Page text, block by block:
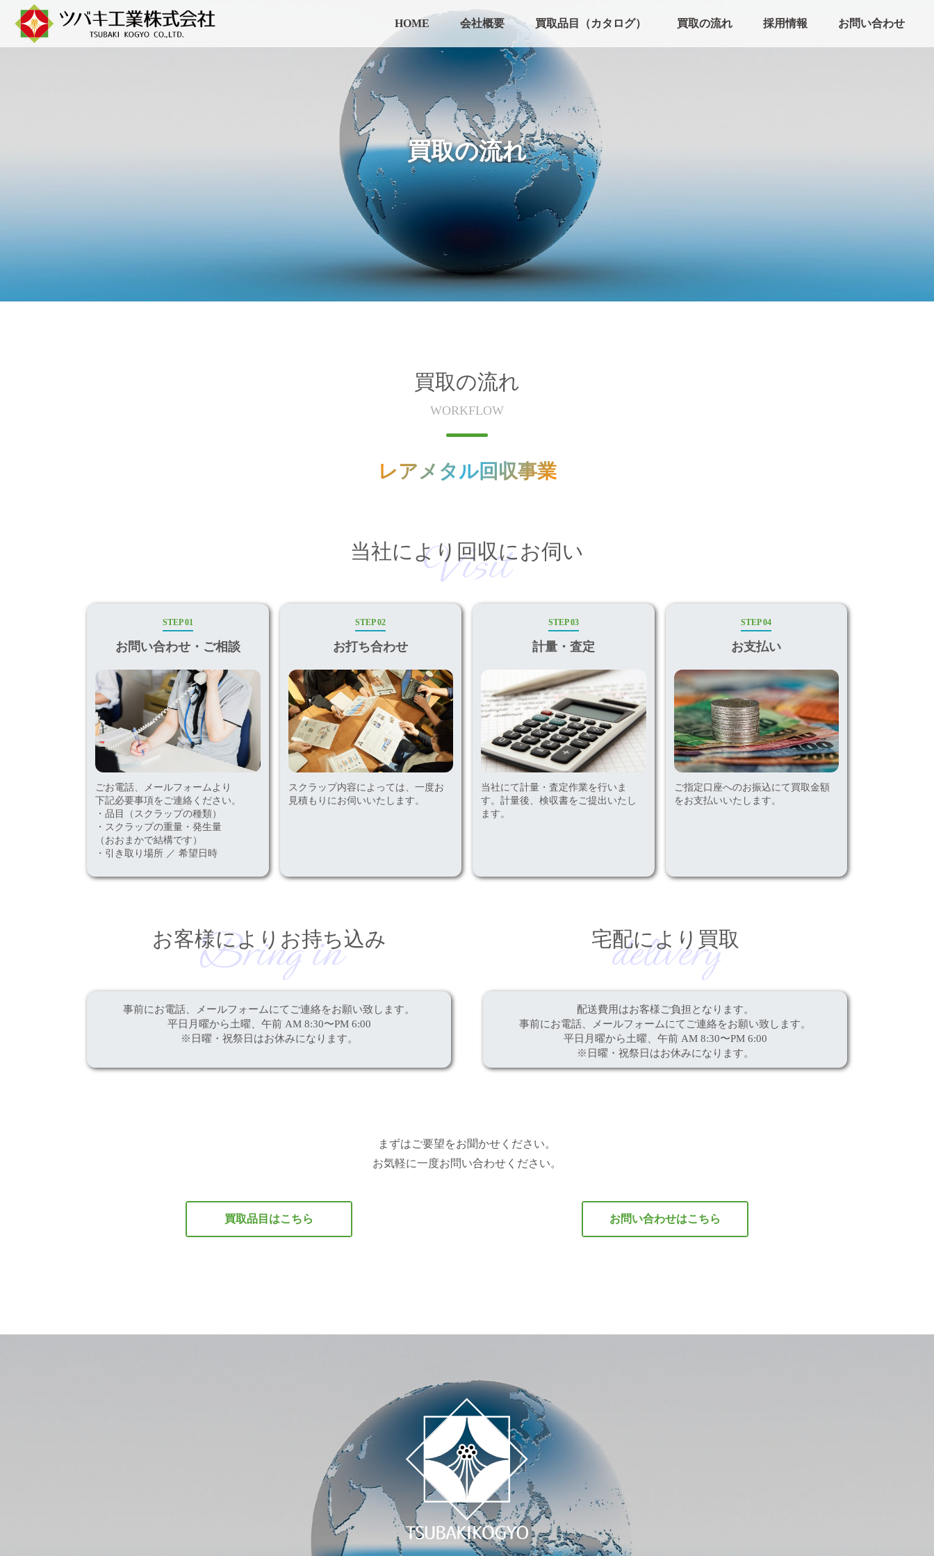
HOME 会社概要 買取品目（カタログ） 買取の流れ 採用情報 お問い合わせ
買取の流れ
買取の流れ
WORKFLOW
レアメタル回収事業
当社により回収にお伺い
Visit
STEP 01
お問い合わせ・ご相談
ごお電話、メールフォームより
下記必要事項をご連絡ください。
・品目（スクラップの種類）
・スクラップの重量・発生量
（おおまかで結構です）
・引き取り場所 ／ 希望日時
STEP 02
お打ち合わせ
スクラップ内容によっては、一度お
見積もりにお伺いいたします。
STEP 03
計量・査定
当社にて計量・査定作業を行いま
す。計量後、検収書をご提出いたし
ます。
STEP 04
お支払い
ご指定口座へのお振込にて買取金額
をお支払いいたします。
お客様によりお持ち込み
Bring in
事前にお電話、メールフォームにて ご連絡をお願い致します。
平日月曜から土曜、 午前 AM 8:30〜PM 6:00
※日曜・祝祭日はお休みになります。
宅配により買取
delivery
配送費用はお客様ご負担となります。
事前にお電話、メールフォームにて ご連絡をお願い致します。
平日月曜から土曜、 午前 AM 8:30〜PM 6:00
※日曜・祝祭日はお休みになります。
まずはご要望をお聞かせください。
お気軽に一度お問い合わせください。
買取品目はこちら お問い合わせはこちら